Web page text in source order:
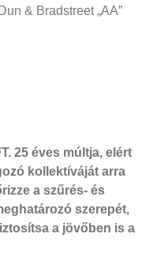
& Bradstreet „AA”
25 éves múltja, elért
kollektíváját arra
a szűrés- és
szerepét,
a jövőben is a